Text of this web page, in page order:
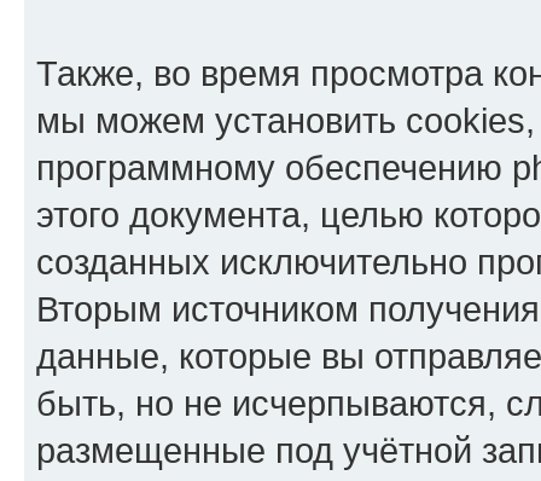
Также, во время просмотра
мы можем установить
программному обеспечению
этого документа, целью
созданных исключительно
Вторым источником
данные, которые вы
быть, но не исчерпываются,
размещенные под учётной